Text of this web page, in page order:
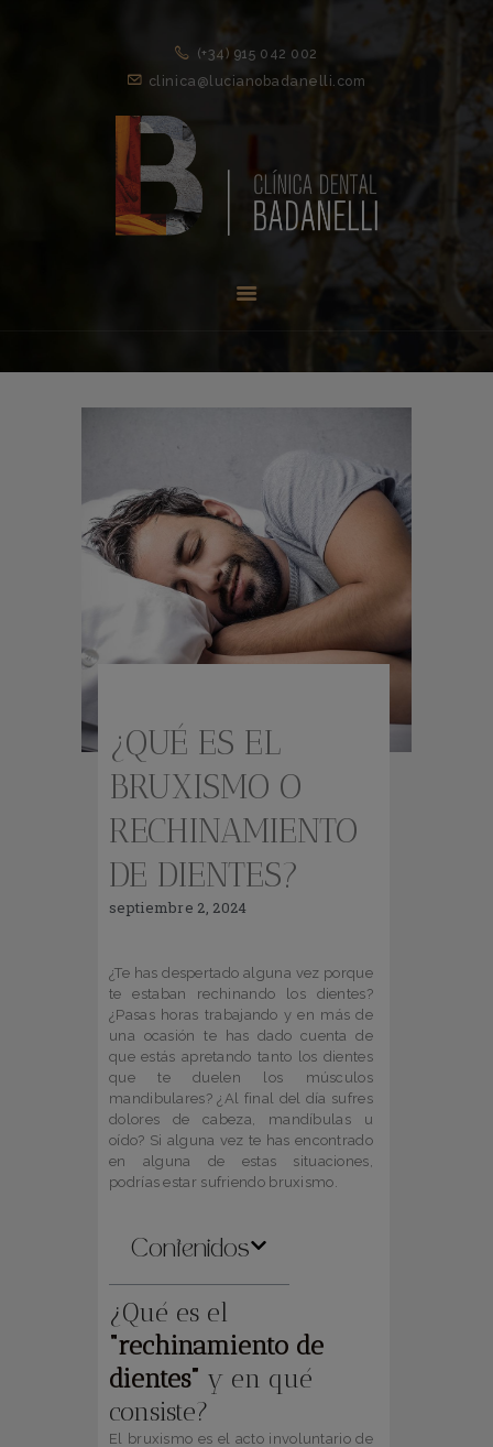
(+34) 915 042 002
clinica@lucianobadanelli.com
EQUIPO
¿QUÉ ES EL
BRUXISMO O
RECHINAMIENTO
DE DIENTES?
septiembre 2, 2024
¿Te has despertado alguna vez porque
te estaban rechinando los dientes?
¿Pasas horas trabajando y en más de
una ocasión te has dado cuenta de
que estás apretando tanto los dientes
que te duelen los músculos
mandibulares? ¿Al final del día sufres
dolores de cabeza, mandíbulas u
oído? Si alguna vez te has encontrado
en alguna de estas situaciones,
podrías estar sufriendo bruxismo.
Contenidos
¿Qué es el
“rechinamiento de
dientes” y en qué
consiste?
El bruxismo es el acto involuntario de